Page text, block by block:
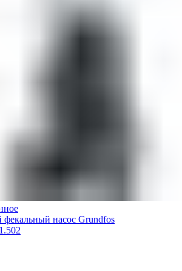
насос Grundfos